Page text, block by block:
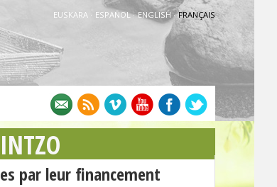
EUSKARA · ESPAÑOL· ENGLISH · FRANÇAIS
par leur financement